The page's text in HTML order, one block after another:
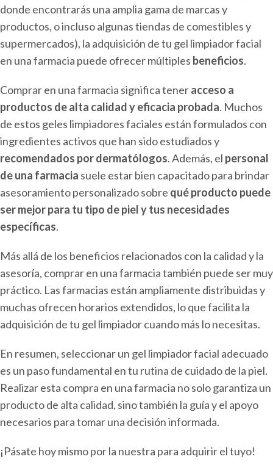
donde encontrarás una amplia gama de marcas y
productos, o incluso algunas tiendas de comestibles y
supermercados), la adquisición de tu gel limpiador facial
en una farmacia puede ofrecer múltiples beneficios.
Comprar en una farmacia significa teneracceso a
productos de alta calidad y eficacia probada. Muchos
de estos geles limpiadores faciales están formulados con
ingredientes activos que han sido estudiados y
recomendados por dermatólogos. Además, el personal
de una farmacia suele estar bien capacitado para brindar
asesoramiento personalizado sobre qué producto puede
ser mejor para tu tipo de piel y tus necesidades
específicas.
Más allá de los beneficios relacionados con la calidad y la
asesoría, comprar en una farmacia también puede ser muy
práctico. Las farmacias están ampliamente distribuidas y
muchas ofrecen horarios extendidos, lo que facilita la
adquisición de tu gel limpiador cuando más lo necesitas.
En resumen, seleccionar un gel limpiador facial adecuado
es un paso fundamental en tu rutina de cuidado de la piel.
Realizar esta compra en una farmacia no solo garantiza un
producto de alta calidad, sino también la guía y el apoyo
necesarios para tomar una decisión informada.
¡Pásate hoy mismo por la nuestra para adquirir el tuyo!